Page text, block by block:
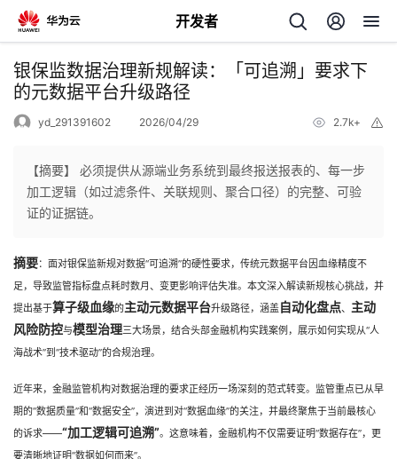
开发者
返
回
个
人
主
页
我
的
发
者
银保监数据治理新规解读：「可追溯」要求下
的元数据平台升级路径
yd_291391602 2026/04/29 2.7k+
【摘要】 必须提供从源端业务系统到最终报送报表的、每一步
加工逻辑（如过滤条件、关联规则、聚合口径）的完整、可验
证的证据链。
摘要：面对银保监新规对数据“可追溯”的硬性要求，传统元数据平台因血缘精度不
足，导致监管指标盘点耗时数月、变更影响评估失准。本文深入解读新规核心挑战，并
提出基于算子级血缘的主动元数据平台升级路径，涵盖自动化盘点、 主动
风险防控与模型治理三大场景，结合头部金融机构实践案例，展示如何实现从“人
海战术”到“技术驱动”的合规治理。
近年来，金融监管机构对数据治理的要求正经历一场深刻的范式转变。监管重点已从早
期的“数据质量”和“数据安全”，演进到对“数据血缘”的关注，并最终聚焦于当前最核心
的诉求——“加工逻辑可追溯”。这意味着，金融机构不仅需要证明“数据存在”，更
要清晰地证明“数据如何而来”。